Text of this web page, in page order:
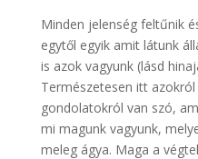
Minden jelenség feltűnik
egytől egyik amit látunk
is azok vagyunk (lásd
Természetesen itt
gondolatokról van szó,
mi magunk vagyunk,
meleg ágya. Maga a